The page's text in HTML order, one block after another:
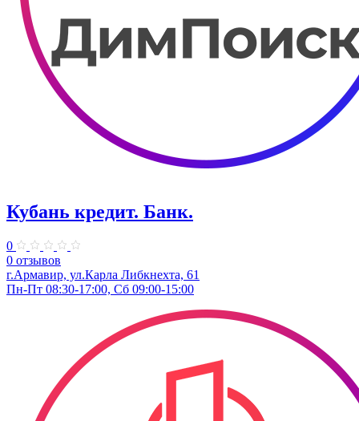
Кубань кредит. Банк.
0
0 отзывов
г.Армавир, ул.Карла Либкнехта, 61
Пн-Пт 08:30-17:00, Сб 09:00-15:00